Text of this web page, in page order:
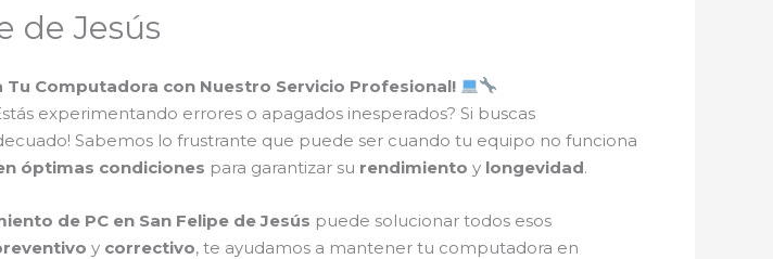
de Jesús
Tu Computadora con Nuestro Servicio Profesional!
experimentando errores o apagados inesperados? Si buscas
Sabemos lo frustrante que puede ser cuando tu equipo no funciona
óptimas condiciones para garantizar su rendimiento y longevidad.
de PC en San Felipe de Jesús puede solucionar todos esos
y correctivo, te ayudamos a mantener tu computadora en